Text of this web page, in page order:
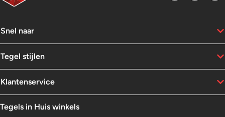
Snel naar
Tegel stijlen
Klantenservice
Tegels in Huis winkels